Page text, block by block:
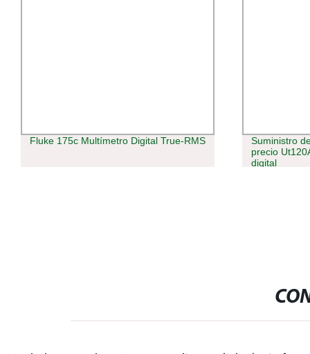
175c Multímetro Digital True-RMS
Suministro de
precio Ut120A/B/C